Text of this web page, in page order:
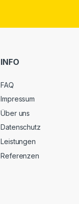
INFO
FAQ
Impressum
Über uns
Datenschutz
Leistungen
Referenzen